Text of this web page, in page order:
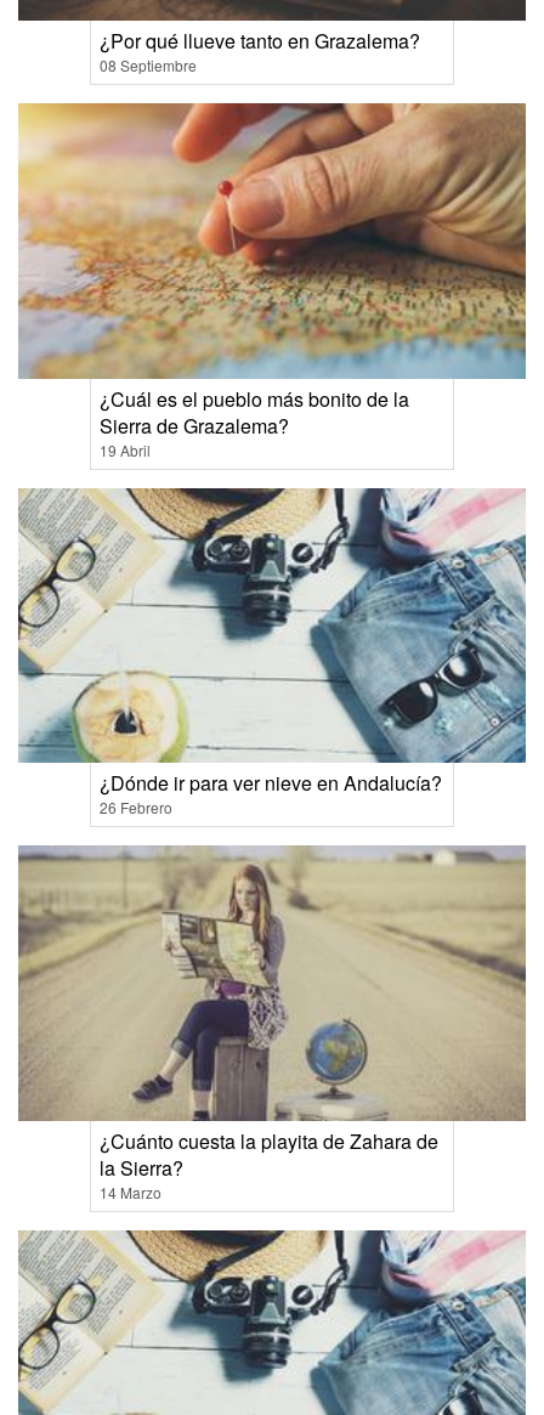
¿Por qué llueve tanto en Grazalema?
08 Septiembre
¿Cuál es el pueblo más bonito de la
Sierra de Grazalema?
19 Abril
¿Dónde ir para ver nieve en Andalucía?
26 Febrero
¿Cuánto cuesta la playita de Zahara de
la Sierra?
14 Marzo